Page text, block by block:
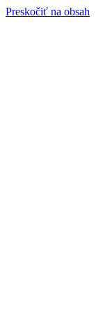
Preskočiť na obsah